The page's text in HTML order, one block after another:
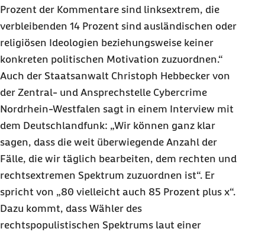
Prozent der Kommentare sind linksextrem, die
verbleibenden 14 Prozent sind ausländischen oder
religiösen Ideologien beziehungsweise keiner
konkreten politischen Motivation zuzuordnen.“
Auch der Staatsanwalt Christoph Hebbecker von
der Zentral- und Ansprechstelle Cybercrime
Nordrhein-Westfalen sagt in einem Interview mit
dem Deutschlandfunk: „Wir können ganz klar
sagen, dass die weit überwiegende Anzahl der
Fälle, die wir täglich bearbeiten, dem rechten und
rechtsextremen Spektrum zuzuordnen ist“. Er
spricht von „80 vielleicht auch 85 Prozent plus x“.
Dazu kommt, dass Wähler des
rechtspopulistischen Spektrums laut einer